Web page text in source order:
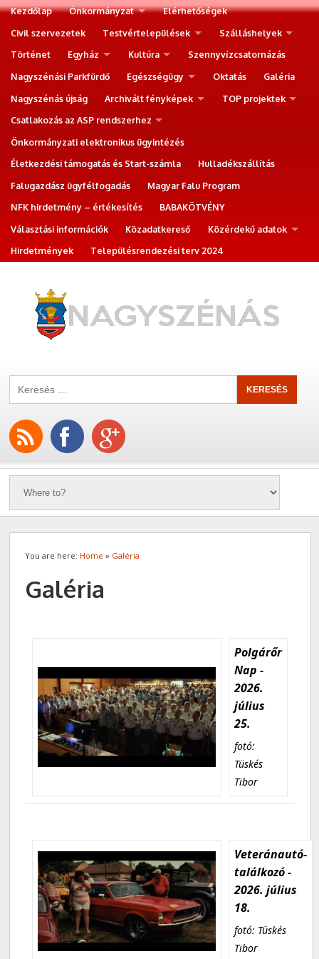
Kezdőlap Önkormányzat
Elérhetőségek
Civil szervezetek
Testvértelepülések
Szálláshelyek
Történet
Egyház Kultúra
Szennyvízcsatornázás
Nagyszénási Parkfürdő
Egészségügy Oktatás
Galéria
Nagyszénás újság
Archivált fényképek
TOP projektek
Csatlakozás az ASP rendszerhez
Önkormányzati elektronikus ügyintézés
Életkezdési támogatás és Start-számla
Hulladékszállítás
Falugazdász ügyfélfogadás
Magyar Falu Program
NFK hirdetmény – értékesítés
BABAKÖTVÉNY
Választási információk
Közadatkereső
Közérdekű adatok
Hirdetmények
Településrendezési terv 2024
You are here: Home » Galéria
Galéria
Polgárőr
Nap -
2026.
július
25.
fotó:
Tüskés
Tibor
Veteránautó-
találkozó -
2026. július
18.
fotó: Tüskés
Tibor